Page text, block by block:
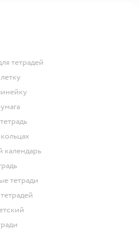
тетрадей
кольцах
календарь
тетради
тетрадей